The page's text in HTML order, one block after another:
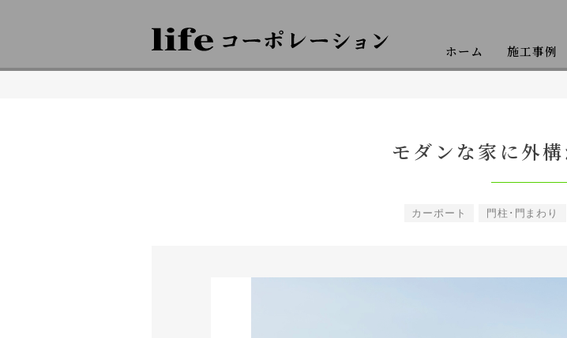
ホーム 施工事例
モダンな家に外
カーポート 門柱･門まわり